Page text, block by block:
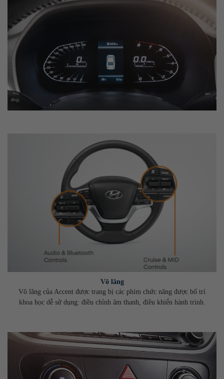
Vô lăng
Vô lăng của Accent được trang bị các phím chức năng được bố trí
khoa học dễ sử dụng: điều chỉnh âm thanh, điều khiển hành trình.